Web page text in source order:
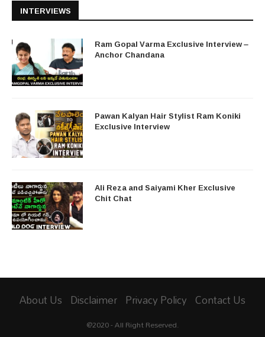
INTERVIEWS
Ram Gopal Varma Exclusive Interview –
Anchor Chandana
Pawan Kalyan Hair Stylist Ram Koniki
Exclusive Interview
Ali Reza and Saiyami Kher Exclusive
Chit Chat
About Us Disclaimer Privacy Policy Contact Us
@2020 - All Right Reserved.